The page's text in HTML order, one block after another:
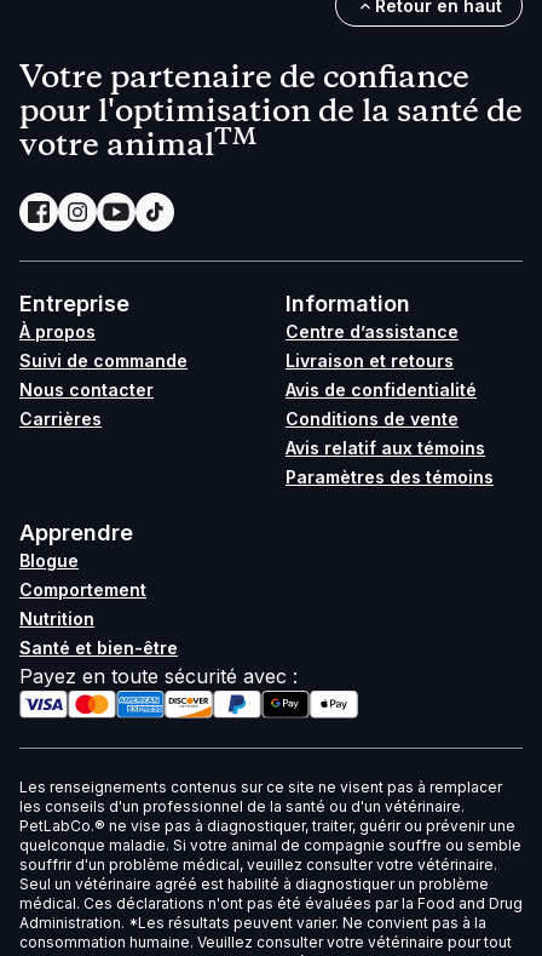
Retour en haut
Votre partenaire de confiance
pour l'optimisation de la santé de
votre animalTM
Entreprise
À propos
Suivi de commande
Nous contacter
Carrières
Information
Centre d’assistance
Livraison et retours
Avis de confidentialité
Conditions de vente
Avis relatif aux témoins
Paramètres des témoins
Apprendre
Blogue
Comportement
Nutrition
Santé et bien-être
Payez en toute sécurité avec :
Les renseignements contenus sur ce site ne visent pas à remplacer
les conseils d'un professionnel de la santé ou d'un vétérinaire.
PetLabCo.® ne vise pas à diagnostiquer, traiter, guérir ou prévenir une
quelconque maladie. Si votre animal de compagnie souffre ou semble
souffrir d'un problème médical, veuillez consulter votre vétérinaire.
Seul un vétérinaire agréé est habilité à diagnostiquer un problème
médical. Ces déclarations n'ont pas été évaluées par la Food and Drug
Administration. *Les résultats peuvent varier. Ne convient pas à la
consommation humaine. Veuillez consulter votre vétérinaire pour tout